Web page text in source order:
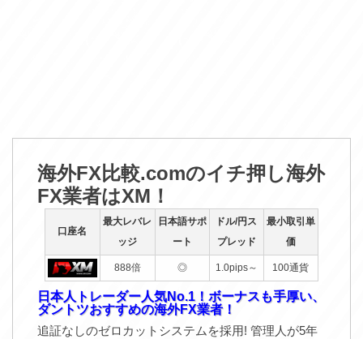
海外FX比較.comのイチ押し海外
FX業者はXM！
口座名
最大レバレ
ッジ
日本語サポ
ート
ドル/円ス
プレッド
最小取引単
価
888倍 ◎ 1.0pips～ 100通貨
日本人トレーダー人気No.1！ボーナスも手厚い、
ダントツおすすめの海外FX業者！
追証なしのゼロカットシステムを採用! 管理人が5年